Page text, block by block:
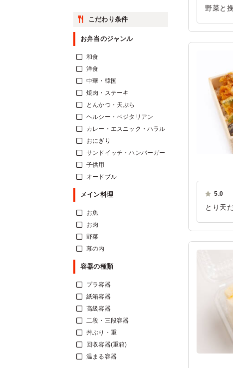
野菜と
5.0
とり天
こだわり条件
お弁当のジャンル
和食
洋食
中華・韓国
焼肉・ステーキ
とんかつ・天ぷら
ヘルシー・ベジタリアン
カレー・エスニック・ハラル
おにぎり
サンドイッチ・ハンバーガー
子供用
オードブル
メイン料理
お魚
お肉
野菜
幕の内
容器の種類
プラ容器
紙箱容器
高級容器
二段・三段容器
丼ぶり・重
回収容器(重箱)
温まる容器